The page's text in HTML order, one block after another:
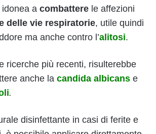
a combattere le affezioni
delle vie respiratorie, utile quindi
ma anche contro l’alitosi.
ricerche più recenti, risulterebbe
anche la candida albicans e
.
disinfettante in casi di ferite e